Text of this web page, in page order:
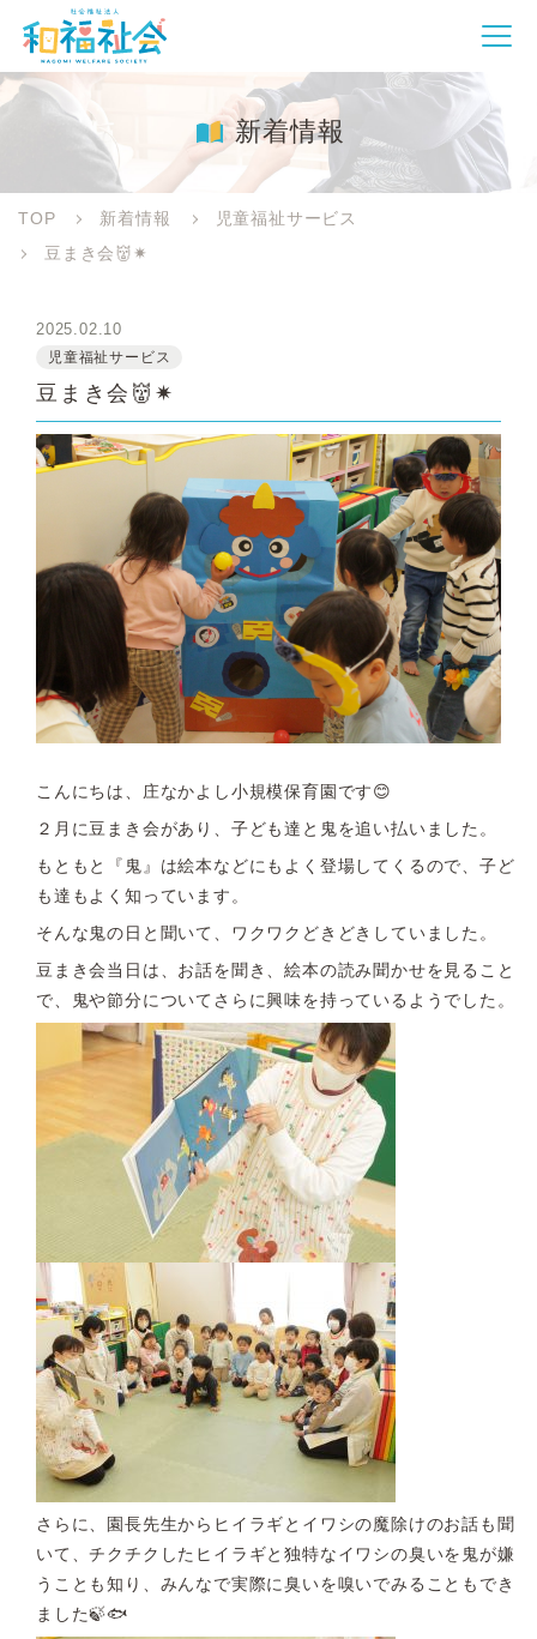
新着情報
TOP 新着情報
児童福祉サービス
豆まき会👹✷
2025.02.10
児童福祉サービス
豆まき会👹✷
こんにちは、庄なかよし小規模保育園です😊
２月に豆まき会があり、子ども達と鬼を追い払いました。
もともと『鬼』は絵本などにもよく登場してくるので、子ど
も達もよく知っています。
そんな鬼の日と聞いて、ワクワクどきどきしていました。
豆まき会当日は、お話を聞き、絵本の読み聞かせを見ること
で、鬼や節分についてさらに興味を持っているようでした。
さらに、園長先生からヒイラギとイワシの魔除けのお話も聞
いて、チクチクしたヒイラギと独特なイワシの臭いを鬼が嫌
うことも知り、みんなで実際に臭いを嗅いでみることもでき
ました🍃🐟